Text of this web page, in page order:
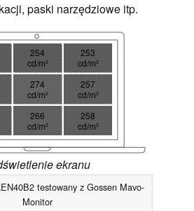
paski narzędziowe itp.
254
cd/m²
253
cd/m²
274
cd/m²
257
cd/m²
266
cd/m²
258
cd/m²
ekranu
testowany z Gossen Mavo-
Monitor